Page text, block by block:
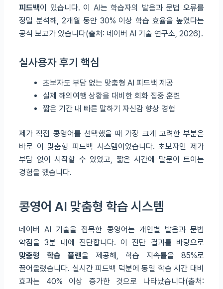
피드백이 있습니다. 이 AI는 학습자의 발음과 문법 오류를
정밀 분석해, 2개월 동안 30% 이상 학습 효율을 높였다는
공식 보고가 있습니다(출처: 네이버 AI 기술 연구소, 2026).
실사용자 후기 핵심
초보자도 부담 없는 맞춤형 AI 피드백 제공
실제 해외여행 상황을 대비한 회화 집중 훈련
짧은 기간 내 빠른 말하기 자신감 향상 경험
제가 직접 콩영어를 선택했을 때 가장 크게 고려한 부분은
바로 이 맞춤형 피드백 시스템이었습니다. 초보자인 제가
부담 없이 시작할 수 있었고, 짧은 시간에 말문이 트이는
경험을 했습니다.
콩영어 AI 맞춤형 학습 시스템
네이버 AI 기술을 접목한 콩영어는 개인별 발음과 문법
약점을 3분 내에 진단합니다. 이 진단 결과를 바탕으로
맞춤형 학습 플랜을 제공해, 학습 지속률을 85%로
끌어올렸습니다. 실시간 피드백 덕분에 동일 학습 시간 대비
효과는 40% 이상 증가한 것으로 나타났습니다(출처: